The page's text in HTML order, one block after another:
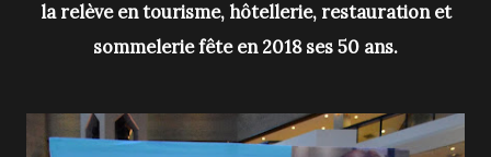
la relève en tourisme, hôtellerie, restauration et
sommelerie fête en 2018 ses 50 ans.